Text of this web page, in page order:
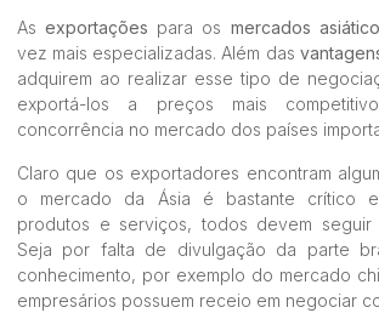
Asexportações para os mercados
vez mais especializadas. Além das
adquirem ao realizar esse tipo de
exportá-los a preços mais
concorrência no mercado dos países
Claro que os exportadores encontram
o mercado da Ásia é bastante crítico
produtos e serviços, todos devem seguir
Seja por falta de divulgação da parte
conhecimento, por exemplo do mercado
empresários possuem receio em negociar